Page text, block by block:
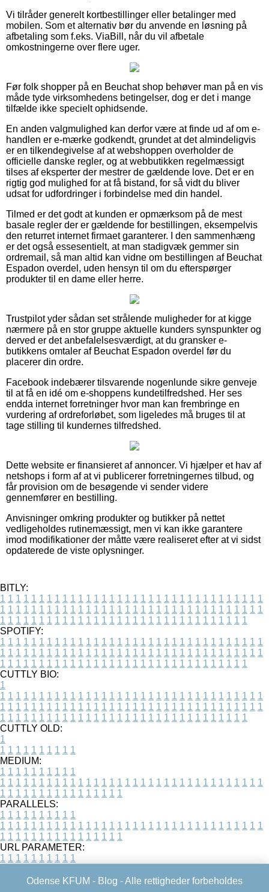
Vi tilråder generelt kortbestillinger eller betalinger med
mobilen. Som et alternativ bør du anvende en løsning på
afbetaling som f.eks. ViaBill, når du vil afbetale
omkostningerne over flere uger.
Før folk shopper på en Beuchat shop behøver man på en vis
måde tyde virksomhedens betingelser, dog er det i mange
tilfælde ikke specielt ophidsende.
En anden valgmulighed kan derfor være at finde ud af om e-
handlen er e-mærke godkendt, grundet at det almindeligvis
er en tilkendegivelse af at webshoppen overholder de
officielle danske regler, og at webbutikken regelmæssigt
tilses af eksperter der mestrer de gældende love. Det er en
rigtig god mulighed for at få bistand, for så vidt du bliver
udsat for udfordringer i forbindelse med din handel.
Tilmed er det godt at kunden er opmærksom på de mest
basale regler der er gældende for bestillingen, eksempelvis
den returret internet firmaet garanterer. I den sammenhæng
er det også essesentielt, at man stadigvæk gemmer sin
ordremail, så man altid kan vidne om bestillingen af Beuchat
Espadon overdel, uden hensyn til om du efterspørger
produkter til en dame eller herre.
Trustpilot yder sådan set strålende muligheder for at kigge
nærmere på en stor gruppe aktuelle kunders synspunkter og
derved er det anbefalelsesværdigt, at du gransker e-
butikkens omtaler af Beuchat Espadon overdel før du
placerer din ordre.
Facebook indebærer tilsvarende nogenlunde sikre genveje
til at få en idé om e-shoppens kundetilfredshed. Her ses
endda internet forretninger hvor man kan frembringe en
vurdering af ordreforløbet, som ligeledes må bruges til at
tage stilling til kundernes tilfredshed.
Dette website er finansieret af annoncer. Vi hjælper et hav af
netshops i form af at vi publicerer forretningernes tilbud, og
får provision om de besøgende vi sender videre
gennemfører en bestilling.
Anvisninger omkring produkter og butikker på nettet
vedligeholdes rutinemæssigt, men vi kan ikke garantere
imod modifikationer der måtte være realiseret efter at vi sidst
opdaterede de viste oplysninger.
BITLY:
1 1 1 1 1 1 1 1 1 1 1 1 1 1 1 1 1 1 1 1 1 1 1 1 1 1 1 1 1 1 1 1 1 1
1 1 1 1 1 1 1 1 1 1 1 1 1 1 1 1 1 1 1 1 1 1 1 1 1 1 1 1 1 1 1 1 1 1
1 1 1 1 1 1 1 1 1 1 1 1 1 1 1 1 1 1 1 1 1 1 1 1 1 1 1 1 1 1 1 1
SPOTIFY:
1 1 1 1 1 1 1 1 1 1 1 1 1 1 1 1 1 1 1 1 1 1 1 1 1 1 1 1 1 1 1 1 1 1
1 1 1 1 1 1 1 1 1 1 1 1 1 1 1 1 1 1 1 1 1 1 1 1 1 1 1 1 1 1 1 1 1 1
1 1 1 1 1 1 1 1 1 1 1 1 1 1 1 1 1 1 1 1 1 1 1 1 1 1 1 1 1 1 1 1
CUTTLY BIO:
1
1 1 1 1 1 1 1 1 1 1 1 1 1 1 1 1 1 1 1 1 1 1 1 1 1 1 1 1 1 1 1 1 1 1
1 1 1 1 1 1 1 1 1 1 1 1 1 1 1 1 1 1 1 1 1 1 1 1 1 1 1 1 1 1 1 1 1 1
1 1 1 1 1 1 1 1 1 1 1 1 1 1 1 1 1 1 1 1 1 1 1 1 1 1 1 1 1 1 1 1
CUTTLY OLD:
1
1 1 1 1 1 1 1 1 1 1
MEDIUM:
1 1 1 1 1 1 1 1 1 1
1 1 1 1 1 1 1 1 1 1 1 1 1 1 1 1 1 1 1 1 1 1 1 1 1 1 1 1 1 1 1 1 1 1
1 1 1 1 1 1 1 1 1 1 1 1 1 1 1 1
PARALLELS:
1 1 1 1 1 1 1 1 1 1
1 1 1 1 1 1 1 1 1 1 1 1 1 1 1 1 1 1 1 1 1 1 1 1 1 1 1 1 1 1 1 1 1 1
1 1 1 1 1 1 1 1 1 1 1 1 1 1 1 1
URL PARAMETER:
1 1 1 1 1 1 1 1 1 1
Odense KFUM - Blog - Alle rettigheder forbeholdes